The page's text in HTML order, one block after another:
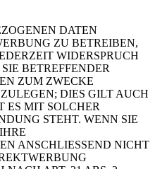
DATEN
ZU BETREIBEN,
WIDERSPRUCH
BETREFFENDER
ZUM ZWECKE
DIES GILT AUCH
ES MIT SOLCHER
STEHT. WENN SIE
ANSCHLIESSEND NICHT